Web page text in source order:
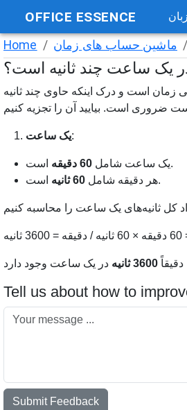
OFFICE ESSENCE زبان
Home / ماشین حساب های زمان /
یک ساعت چند ثانیه است؟
است و درک اینکه حاوی چند ثانیه
یک ساعت:
یک ساعت شامل 60 دقیقه
است.
هر دقیقه شامل 60 ثانیه است.
دقیقاً 3600 ثانیه
Tell us about how to
Submit Feedback